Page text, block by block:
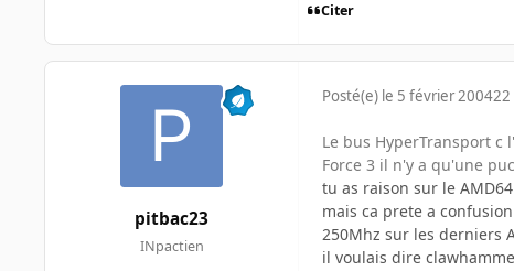
Citer
pitbac23
INpactien
Posté(e) le 5 février 200422
Le bus HyperTransport c
Force 3 il n'y a qu'une
tu as raison sur le
mais ca prete a
250Mhz sur les derniers
il voulais dire